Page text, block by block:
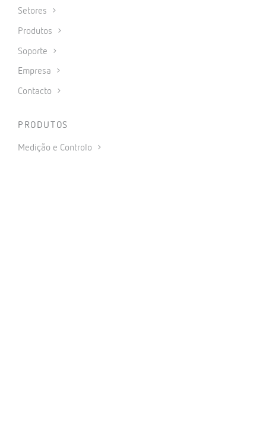
Setores
Produtos
Soporte
Empresa
Contacto
PRODUTOS
Medição e Controlo